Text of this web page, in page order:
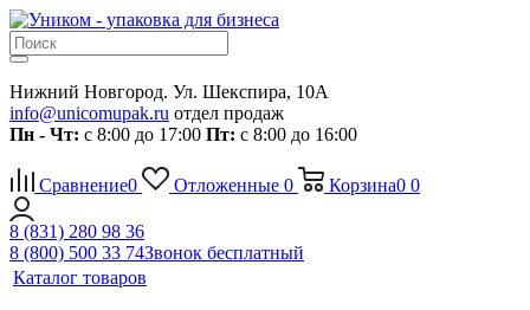
Нижний Новгород. Ул. Шекспира, 10А
info@unicomupak.ru отдел продаж
Пн - Чт: с 8:00 до 17:00 Пт: с 8:00 до 16:00
Сравнение0 Отложенные 0 Корзина0 0
8 (831) 280 98 36
8 (800) 500 33 74Звонок бесплатный
Каталог товаров